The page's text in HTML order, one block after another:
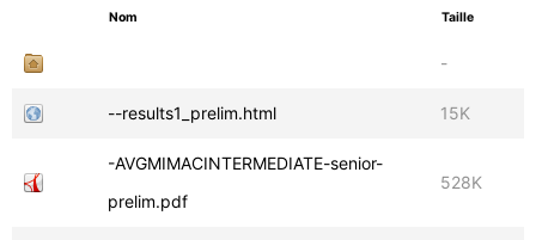
-
--results1_prelim.html 15K
-AVGMIMACINTERMEDIATE-senior-
prelim.pdf
528K